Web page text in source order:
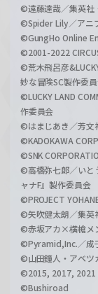
©遠藤達哉／集英社
©Spider Lily／アニ
©GungHo Online
©2001-2022
©荒木飛呂彦
妙な冒険SC製作委
©LUCKY LAND
作委員会
©はまじあき／芳文
©KADOKAWA
©SNK
©高橋弥七郎／いと
ャナF』製作委員会
©PROJECT
©矢吹健太朗／集英
©赤坂アカ×横槍メ
©Pyramid,Inc.／成
©山田鐘人・アベツ
©2015, 2017, 2021
©Bushiroad